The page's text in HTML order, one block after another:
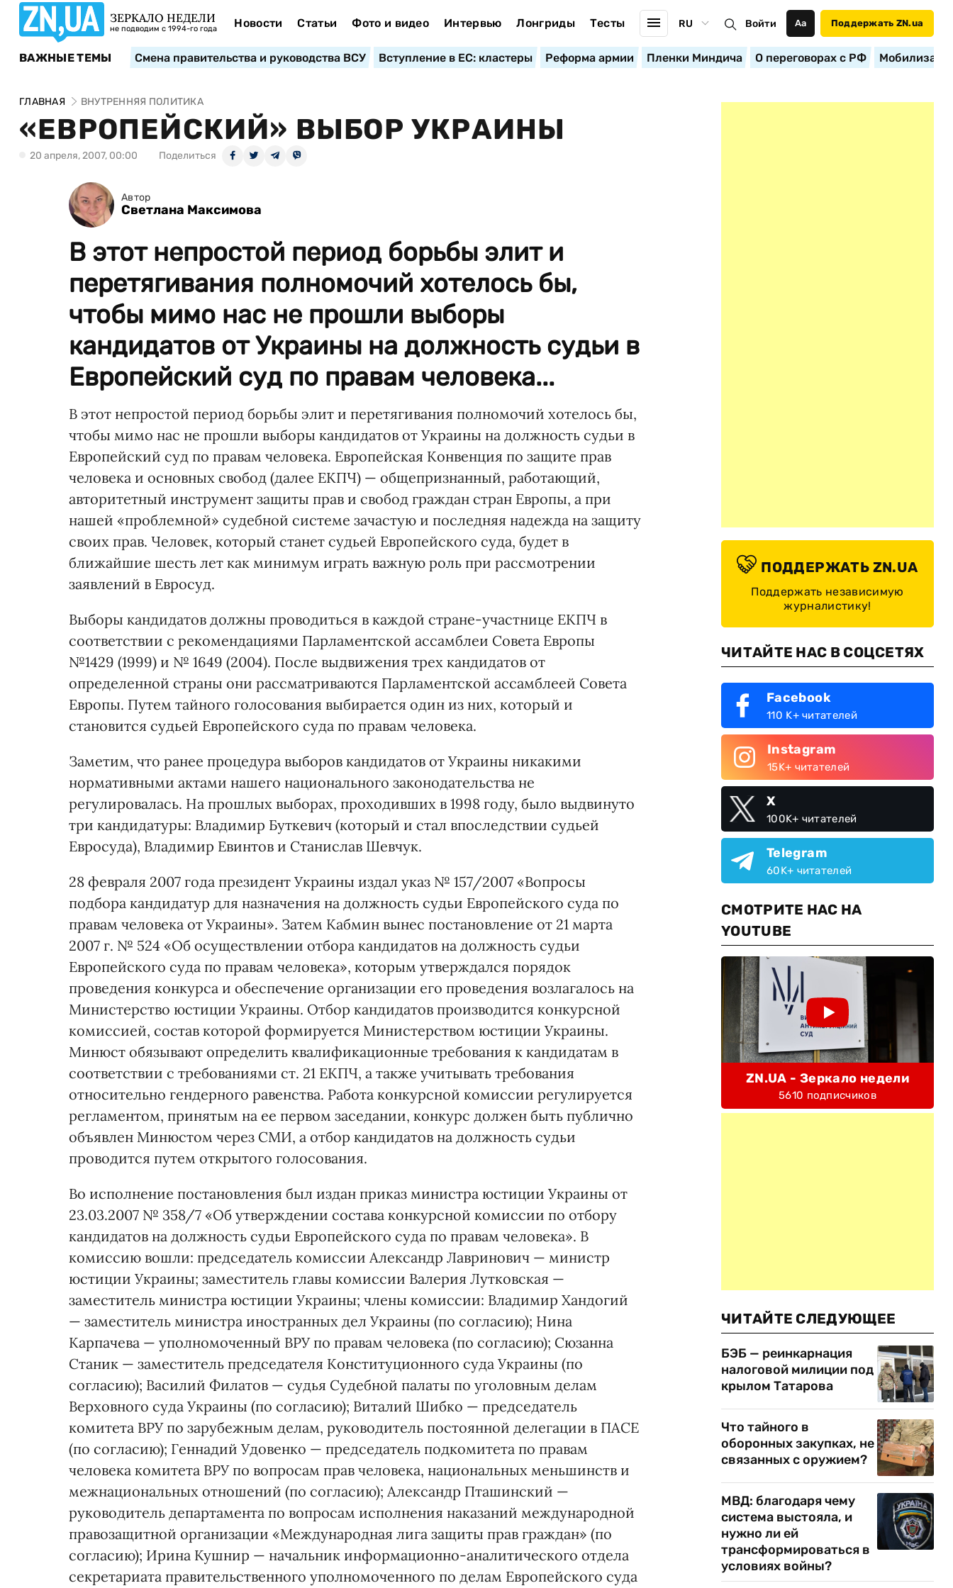
ЗЕРКАЛО НЕДЕЛИ
не подводим с 1994-го года Новости Статьи Фото и видео Интервью Лонгриды Тесты RU Войти Аа Поддержать ZN.ua
ВАЖНЫЕ ТЕМЫ Смена правительства и руководства ВСУ Вступление в ЕС: кластеры Реформа армии Пленки Миндича О переговорах с РФ
ГЛАВНАЯ ВНУТРЕННЯЯ ПОЛИТИКА
«ЕВРОПЕЙСКИЙ» ВЫБОР УКРАИНЫ
20 апреля, 2007, 00:00 Поделиться
Автор
Светлана Максимова
В этот непростой период борьбы элит и
перетягивания полномочий хотелось бы,
чтобы мимо нас не прошли выборы
кандидатов от Украины на должность судьи в
Европейский суд по правам человека...
В этот непростой период борьбы элит и перетягивания полномочий хотелось бы,
чтобы мимо нас не прошли выборы кандидатов от Украины на должность судьи в
Европейский суд по правам человека. Европейская Конвенция по защите прав
человека и основных свобод (далее ЕКПЧ) — общепризнанный, работающий,
авторитетный инструмент защиты прав и свобод граждан стран Европы, а при
нашей «проблемной» судебной системе зачастую и последняя надежда на защиту
своих прав. Человек, который станет судьей Европейского суда, будет в
ближайшие шесть лет как минимум играть важную роль при рассмотрении
заявлений в Евросуд.
Выборы кандидатов должны проводиться в каждой стране-участнице ЕКПЧ в
соответствии с рекомендациями Парламентской ассамблеи Совета Европы
№1429 (1999) и № 1649 (2004). После выдвижения трех кандидатов от
определенной страны они рассматриваются Парламентской ассамблеей Совета
Европы. Путем тайного голосования выбирается один из них, который и
становится судьей Европейского суда по правам человека.
Заметим, что ранее процедура выборов кандидатов от Украины никакими
нормативными актами нашего национального законодательства не
регулировалась. На прошлых выборах, проходивших в 1998 году, было выдвинуто
три кандидатуры: Владимир Буткевич (который и стал впоследствии судьей
Евросуда), Владимир Евинтов и Станислав Шевчук.
28 февраля 2007 года президент Украины издал указ № 157/2007 «Вопросы
подбора кандидатур для назначения на должность судьи Европейского суда по
правам человека от Украины». Затем Кабмин вынес постановление от 21 марта
2007 г. № 524 «Об осуществлении отбора кандидатов на должность судьи
Европейского суда по правам человека», которым утверждался порядок
проведения конкурса и обеспечение организации его проведения возлагалось на
Министерство юстиции Украины. Отбор кандидатов производится конкурсной
комиссией, состав которой формируется Министерством юстиции Украины.
Минюст обязывают определить квалификационные требования к кандидатам в
соответствии с требованиями ст. 21 ЕКПЧ, а также учитывать требования
относительно гендерного равенства. Работа конкурсной комиссии регулируется
регламентом, принятым на ее первом заседании, конкурс должен быть публично
объявлен Минюстом через СМИ, а отбор кандидатов на должность судьи
проводится путем открытого голосования.
Во исполнение постановления был издан приказ министра юстиции Украины от
23.03.2007 № 358/7 «Об утверждении состава конкурсной комиссии по отбору
кандидатов на должность судьи Европейского суда по правам человека». В
комиссию вошли: председатель комиссии Александр Лавринович — министр
юстиции Украины; заместитель главы комиссии Валерия Лутковская —
заместитель министра юстиции Украины; члены комиссии: Владимир Хандогий
— заместитель министра иностранных дел Украины (по согласию); Нина
Карпачева — уполномоченный ВРУ по правам человека (по согласию); Сюзанна
Станик — заместитель председателя Конституционного суда Украины (по
согласию); Василий Филатов — судья Судебной палаты по уголовным делам
Верховного суда Украины (по согласию); Виталий Шибко — председатель
комитета ВРУ по зарубежным делам, руководитель постоянной делегации в ПАСЕ
(по согласию); Геннадий Удовенко — председатель подкомитета по правам
человека комитета ВРУ по вопросам прав человека, национальных меньшинств и
межнациональных отношений (по согласию); Александр Пташинский —
руководитель департамента по вопросам исполнения наказаний международной
правозащитной организации «Международная лига защиты прав граждан» (по
согласию); Ирина Кушнир — начальник информационно-аналитического отдела
секретариата правительственного уполномоченного по делам Европейского суда
ПОДДЕРЖАТЬ ZN.UA
Поддержать независимую
журналистику!
ЧИТАЙТЕ НАС В СОЦСЕТЯХ
Facebook
110 K+ читателей
Instagram
15K+ читателей
X
100K+ читателей
Telegram
60K+ читателей
СМОТРИТЕ НАС НА
YOUTUBE
ZN.UA - Зеркало недели
5610 подписчиков
ЧИТАЙТЕ СЛЕДУЮЩЕЕ
БЭБ — реинкарнация
налоговой милиции под
крылом Татарова
Что тайного в
оборонных закупках, не
связанных с оружием?
МВД: благодаря чему
система выстояла, и
нужно ли ей
трансформироваться в
условиях войны?